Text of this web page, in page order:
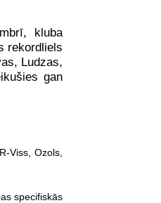
kluba
rekordliels
Ludzas,
gan
Viss, Ozols,
specifiskās